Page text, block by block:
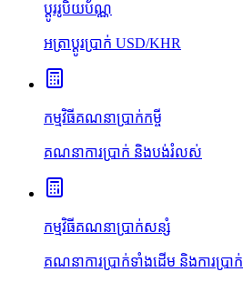
ប្ដូររូបិយប័ណ្ណ
អត្រាប្ដូរប្រាក់ USD/KHR
កម្មវិធីគណនាប្រាក់កម្ចី
គណនាការប្រាក់ និងបង់រំលស់
កម្មវិធីគណនាប្រាក់សន្សំ
គណនាការប្រាក់ទាំងដើម និងការប្រាក់